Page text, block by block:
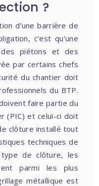
?
d’une barrière de
c’est qu’une
piétons et des
par certains chefs
du chantier doit
du BTP.
faire partie du
(PIC) et celui-ci doit
clôture installé tout
techniques de
de clôture, les
parmi les plus
métallique est